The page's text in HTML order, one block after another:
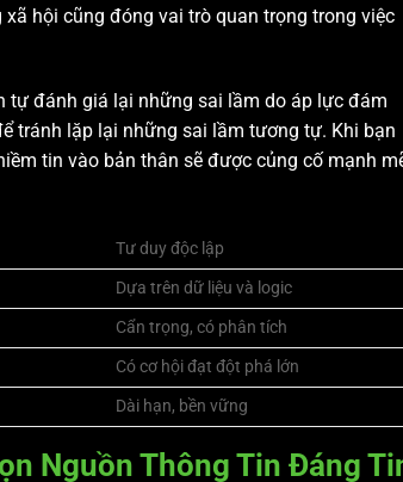
hội cũng đóng vai trò quan trọng trong việc
tự đánh giá lại những sai lầm do áp lực đám
tránh lặp lại những sai lầm tương tự. Khi bạn
tin vào bản thân sẽ được củng cố mạnh
Tư duy độc lập
Dựa trên dữ liệu và logic
Cẩn trọng, có phân tích
Có cơ hội đạt đột phá lớn
Dài hạn, bền vững
Nguồn Thông Tin Đáng